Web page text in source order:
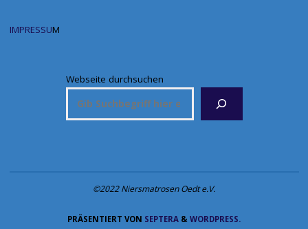
IMPRESSUM
Webseite durchsuchen
©2022 Niersmatrosen Oedt e.V.
PRÄSENTIERT VON SEPTERA & WORDPRESS.